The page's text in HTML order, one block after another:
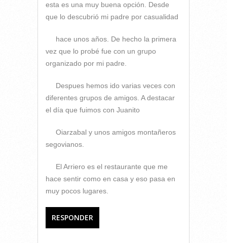
esta es una muy buena opción. Desde
que lo descubrió mi padre por casualidad
hace unos años. De hecho la primera
vez que lo probé fue con un grupo
organizado por mi padre.
Despues hemos ido varias veces con
diferentes grupos de amigos. A destacar
el día que fuimos con Juanito
Oiarzabal y unos amigos montañeros
segovianos.
El Arriero es el restaurante que me
hace sentir como en casa y eso pasa en
muy pocos lugares.
RESPONDER